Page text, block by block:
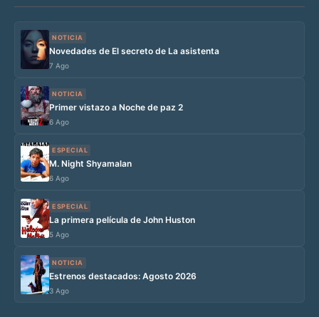
NOTICIA
Novedades de El secreto de La asistenta
7 Ago
NOTICIA
Primer vistazo a Noche de paz 2
6 Ago
ESPECIAL
M. Night Shyamalan
6 Ago
ESPECIAL
La primera película de John Huston
5 Ago
NOTICIA
Estrenos destacados: Agosto 2026
3 Ago